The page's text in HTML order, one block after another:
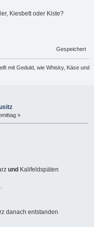
Kiesbett oder Kiste?
Gespeichert
mit Geduld, wie Whisky, Käse und
»
und Kalifeldspäten
danach entstanden